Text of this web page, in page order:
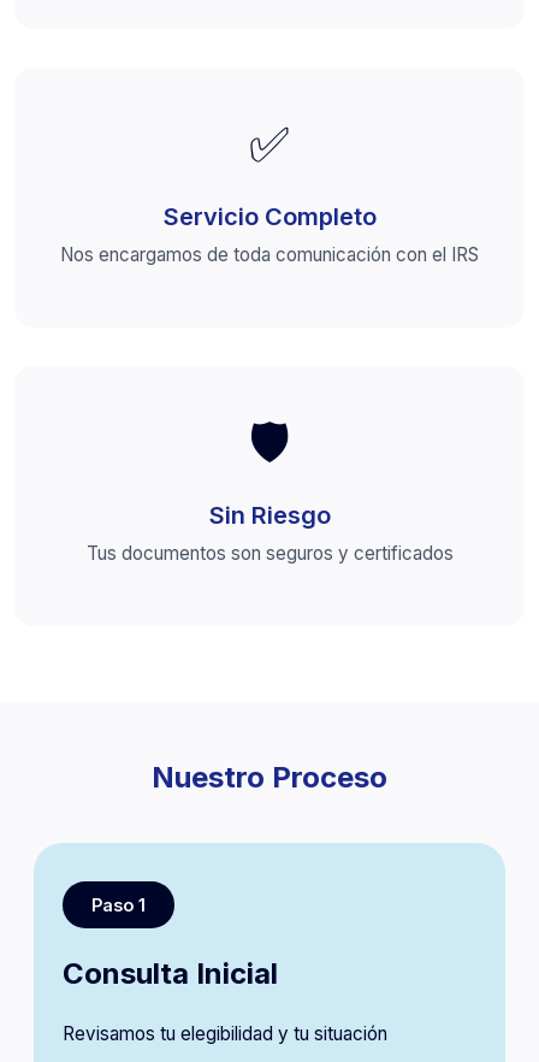
✅
Servicio Completo
Nos encargamos de toda comunicación con el IRS
🛡️
Sin Riesgo
Tus documentos son seguros y certificados
Nuestro Proceso
Paso 1
Consulta Inicial
Revisamos tu elegibilidad y tu situación